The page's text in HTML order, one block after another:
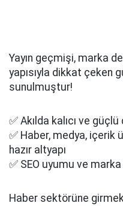
Yayın geçmişi, marka
yapısıyla dikkat çeken
sunulmuştur!
✅ Akılda kalıcı ve
✅ Haber, medya, içerik
hazır altyapı
✅ SEO uyumu ve
Haber sektörüne girmek